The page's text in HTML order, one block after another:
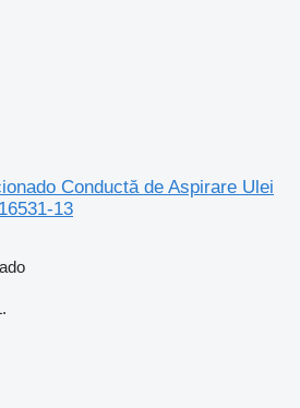
Conductă de Aspirare Ulei
13